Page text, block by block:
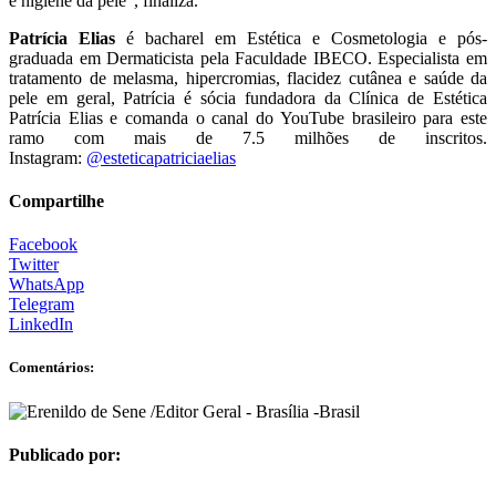
Patrícia Elias é bacharel em Estética e Cosmetologia e pós-
graduada em Dermaticista pela Faculdade IBECO. Especialista em
tratamento de melasma, hipercromias, flacidez cutânea e saúde da
pele em geral, Patrícia é sócia fundadora da Clínica de Estética
Patrícia Elias e comanda o canal do YouTube brasileiro para este
ramo com mais de 7.5 milhões de inscritos.
Instagram: @esteticapatriciaelias
Compartilhe
Facebook
Twitter
WhatsApp
Telegram
LinkedIn
Comentários:
Publicado por: